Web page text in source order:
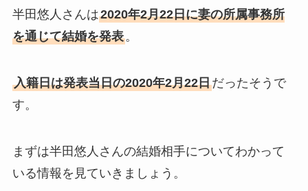
馴れ初めも調査！
滝沢カレンと旦那・太田光る
や収入に妊娠の噂も調査！
斉藤由貴と夫・小井延安はモ
藤崎奈々子の旦那・森下一喜
はガンホーの社長で資産がヤ
半田悠人さんは2020年2月22日に妻の所属事務所
を通じて結婚を発表。
入籍日は発表当日の2020年2月22日だったそうで
す。
まずは半田悠人さんの結婚相手についてわかって
いる情報を見ていきましょう。